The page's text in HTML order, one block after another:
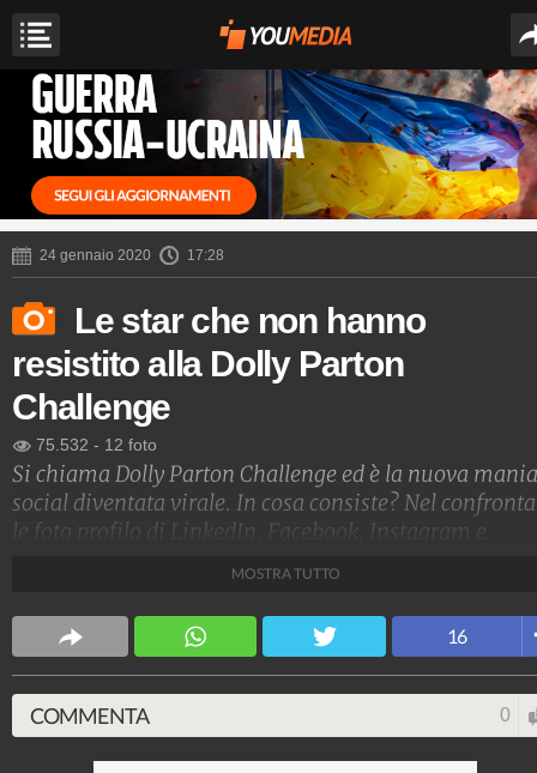
24 gennaio 2020 17:28
Le star che non hanno
resistito alla Dolly Parton
Challenge
75.532 - 12 foto
Si chiama Dolly Parton Challenge ed è la nuova mania
social diventata virale. In cosa consiste? Nel
le foto profilo di LinkedIn, Facebook, Instagram e
realizzato dei collage con i loro meme.
1.514.995.991-1.957 video-138.049 foto
MOSTRA TUTTO
16
COMMENTA 0